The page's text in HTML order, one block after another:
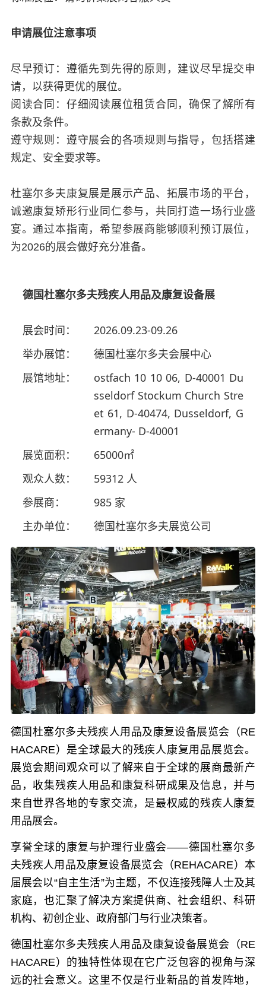
申请展位注意事项
尽早预订：遵循先到先得的原则，建议尽早提交申
请，以获得更优的展位。
阅读合同：仔细阅读展位租赁合同，确保了解所有
条款及条件。
遵守规则：遵守展会的各项规则与指导，包括搭建
规定、安全要求等。
杜塞尔多夫康复展是展示产品、拓展市场的平台，
诚邀康复矫形行业同仁参与，共同打造一场行业盛
宴。通过本指南，希望参展商能够顺利预订展位，
为2026的展会做好充分准备。
德国杜塞尔多夫残疾人用品及康复设备展
展会时间：
2026.09.23-09.26
举办展馆：
德国杜塞尔多夫会展中心
展馆地址：
ostfach 10 10 06, D-40001 Du
sseldorf Stockum Church Stre
et 61, D-40474, Dusseldorf, G
ermany- D-40001
展览面积：
65000㎡
观众人数：
59312 人
参展商：
985 家
主办单位：
德国杜塞尔多夫展览公司
德国杜塞尔多夫残疾人用品及康复设备展览会（RE
HACARE）是全球最大的残疾人康复用品展览会。
展览会期间观众可以了解来自于全球的展商最新产
品，收集残疾人用品和康复科研成果及信息，并与
来自世界各地的专家交流，是最权威的残疾人康复
用品展会。
享誉全球的康复与护理行业盛会——德国杜塞尔多
夫残疾人用品及康复设备展览会（REHACARE）本
届展会以“自主生活”为主题，不仅连接残障人士及其
家庭，也汇聚了解决方案提供商、社会组织、科研
机构、初创企业、政府部门与行业决策者。
德国杜塞尔多夫残疾人用品及康复设备展览会（RE
HACARE）的独特性体现在它广泛包容的视角与深
远的社会意义。这里不仅是行业新品的首发阵地，